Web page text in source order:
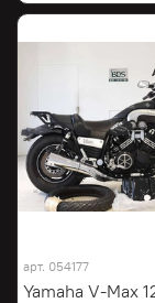
арт. 054177
Yamaha V-Max